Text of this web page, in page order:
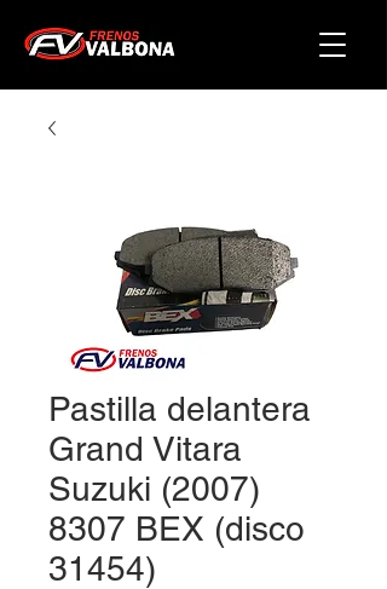
Pastilla delantera
Grand Vitara
Suzuki (2007)
8307 BEX (disco
31454)